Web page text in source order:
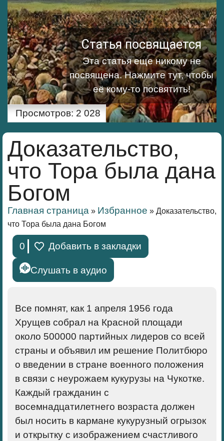
Статья посвящается
Эта статья еще никому не
посвящена.Нажмите тут, чтобы
её кому-то посвятить!
Просмотров: 2 028
Доказательство,
что Тора была дана
Богом
Главная страница » Избранное » Доказательство,
что Тора была дана Богом
0 Добавить в закладки
Слушать в аудио
Все помнят, как 1 апреля 1956 года
Хрущев собрал на Красной площади
около 500000 партийных лидеров со всей
страны и объявил им решение Политбюро
о введении в стране военного положения
в связи с неурожаем кукурузы на Чукотке.
Каждый гражданин с
восемнадцатилетнего возраста должен
был носить в кармане кукурузный огрызок
и открытку с изображением счастливого